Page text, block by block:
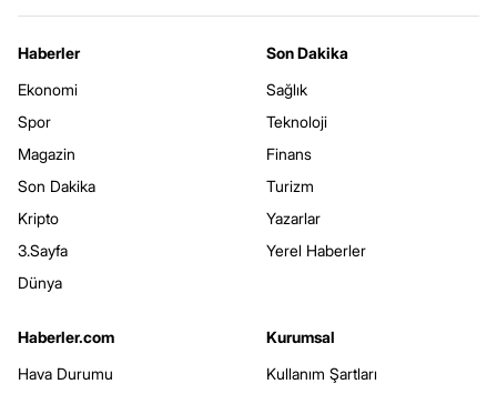
Haberler
Ekonomi
Spor
Magazin
Son Dakika
Kripto
3.Sayfa
Dünya
Son Dakika
Sağlık
Teknoloji
Finans
Turizm
Yazarlar
Yerel Haberler
Haberler.com
Hava Durumu
Kurumsal
Kullanım Şartları